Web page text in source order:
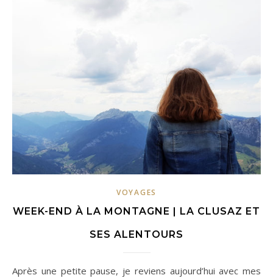
VOYAGES
WEEK-END À LA MONTAGNE | LA CLUSAZ ET
SES ALENTOURS
Après une petite pause, je reviens aujourd’hui avec mes